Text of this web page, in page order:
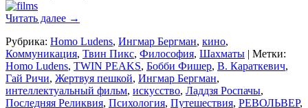
Читать далее →
Рубрика: Homo Ludens, Ингмар Бергман, кино,
Коммуникация, Твин Пикс, Философия, Шахматы | Метки:
Homo Ludens, TWIN PEAKS, Бобби Фишер, В. Караткевич,
Гай Ричи, Жертвуя пешкой, Ингмар Бергман,
интеллектуальный фильм, искусство, Ладдзя Роспачы,
Последняя Реликвия, Психология, Путешествия, РЕВОЛЬВЕР,